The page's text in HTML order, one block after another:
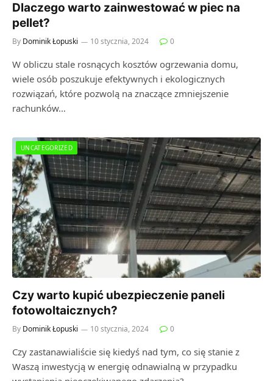
Dlaczego warto zainwestować w piec na
pellet?
By Dominik Łopuski 10 stycznia, 2024 0
W obliczu stale rosnących kosztów ogrzewania domu,
wiele osób poszukuje efektywnych i ekologicznych
rozwiązań, które pozwolą na znaczące zmniejszenie
rachunków…
UNCATEGORIZED
Czy warto kupić ubezpieczenie paneli
fotowoltaicznych?
By Dominik Łopuski 10 stycznia, 2024 0
Czy zastanawialiście się kiedyś nad tym, co się stanie z
Waszą inwestycją w energię odnawialną w przypadku